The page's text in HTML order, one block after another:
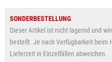
SONDERBESTELLUNG
Dieser Artikel ist nicht lagernd und
bestellt. Je nach Verfügbarkeit beim
Lieferzeit in Einzelfällen abweichen.